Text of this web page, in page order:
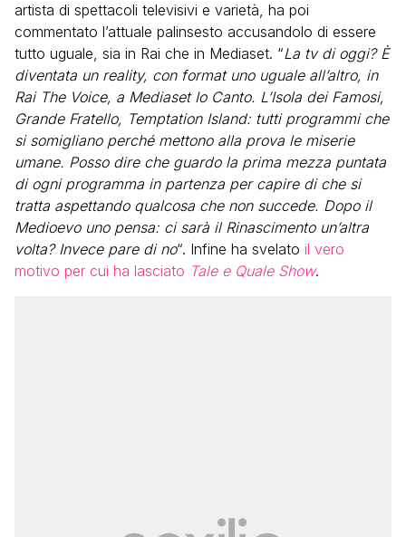
artista di spettacoli televisivi e varietà, ha poi
commentato l’attuale palinsesto accusandolo di essere
tutto uguale, sia in Rai che in Mediaset. “La tv di oggi? È
diventata un reality, con format uno uguale all’altro, in
Rai The Voice, a Mediaset Io Canto. L’Isola dei Famosi,
Grande Fratello, Temptation Island: tutti programmi che
si somigliano perché mettono alla prova le miserie
umane. Posso dire che guardo la prima mezza puntata
di ogni programma in partenza per capire di che si
tratta aspettando qualcosa che non succede. Dopo il
Medioevo uno pensa: ci sarà il Rinascimento un’altra
volta? Invece pare di no“. Infine ha svelato il vero
motivo per cui ha lasciato Tale e Quale Show.